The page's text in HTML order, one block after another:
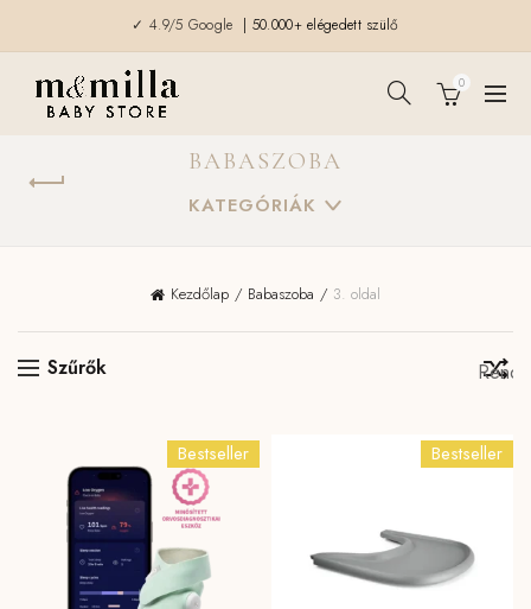
✓ 4.9/5 Google | 50.000+ elégedett szülő
0
BABASZOBA
KATEGÓRIÁK
Kezdőlap Babaszoba 3. oldal
Szűrők
Bestseller Bestseller